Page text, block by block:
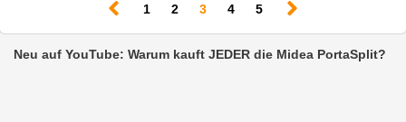
1 2 3(current)
4 5
Neu auf YouTube: Warum kauft JEDER die Midea PortaSplit?